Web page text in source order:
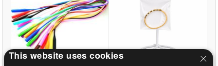
This website uses cookies